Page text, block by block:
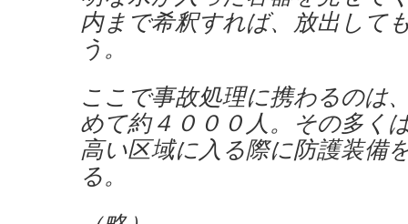
内まで希釈すれば、放出して
う。
ここで事故処理に携わるのは
めて約４０００人。その多く
高い区域に入る際に防護装備
る。